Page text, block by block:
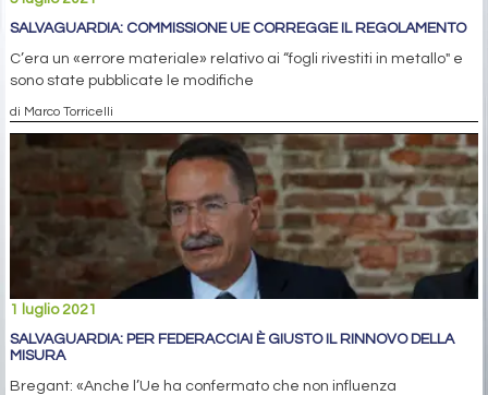
SALVAGUARDIA: COMMISSIONE UE CORREGGE IL REGOLAMENTO
C’era un «errore materiale» relativo ai “fogli rivestiti in metallo" e
sono state pubblicate le modifiche
di Marco Torricelli
1 luglio 2021
SALVAGUARDIA: PER FEDERACCIAI È GIUSTO IL RINNOVO DELLA
MISURA
Bregant: «Anche l’Ue ha confermato che non influenza